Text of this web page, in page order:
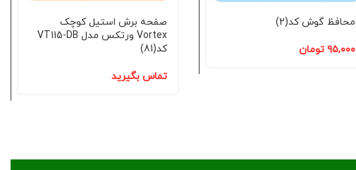
محافظ گوش کد(2)
۹۵,۰۰۰ تومان
صفحه برش استیل کوچک
Vortex ورتکس مدل VT115-DB
کد(81)
تماس بگیرید